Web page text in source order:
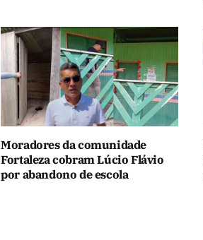
Moradores da comunidade
Fortaleza cobram Lúcio Flávio
por abandono de escola